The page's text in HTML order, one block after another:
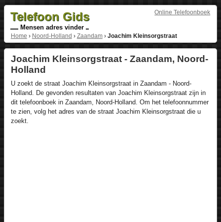
Online Telefoonboek
Telefoon Gids
Mensen adres vinder
Home › Noord-Holland › Zaandam› Joachim Kleinsorgstraat
Joachim Kleinsorgstraat - Zaandam, Noord-
Holland
U zoekt de straat Joachim Kleinsorgstraat in Zaandam - Noord-
Holland. De gevonden resultaten van Joachim Kleinsorgstraat zijn in
dit telefoonboek in Zaandam, Noord-Holland. Om het telefoonnummer
te zien, volg het adres van de straat Joachim Kleinsorgstraat die u
zoekt.